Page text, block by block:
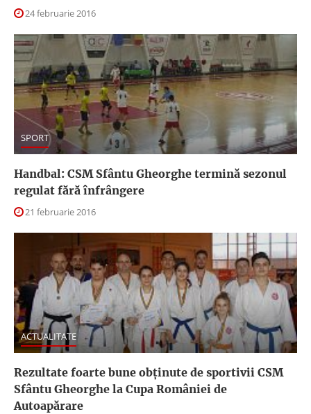
24 februarie 2016
SPORT
Handbal: CSM Sfântu Gheorghe termină sezonul
regulat fără înfrângere
21 februarie 2016
ACTUALITATE
Rezultate foarte bune obținute de sportivii CSM
Sfântu Gheorghe la Cupa României de
Autoapărare